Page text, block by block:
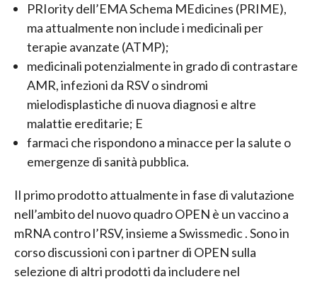
PRIority dell’EMA Schema MEdicines (PRIME),
ma attualmente non include i medicinali per
terapie avanzate (ATMP);
medicinali potenzialmente in grado di contrastare
AMR, infezioni da RSV o sindromi
mielodisplastiche di nuova diagnosi e altre
malattie ereditarie; E
farmaci che rispondono a minacce per la salute o
emergenze di sanità pubblica.
Il primo prodotto attualmente in fase di valutazione
nell’ambito del nuovo quadro OPEN è un vaccino a
mRNA contro l’RSV, insieme a Swissmedic . Sono in
corso discussioni con i partner di OPEN sulla
selezione di altri prodotti da includere nel